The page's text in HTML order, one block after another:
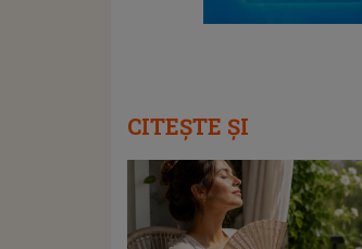
CITEȘTE ȘI